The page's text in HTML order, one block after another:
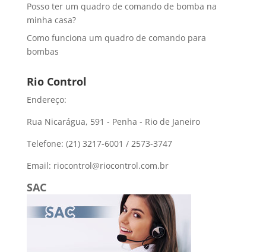
Posso ter um quadro de comando de bomba na
minha casa?
Como funciona um quadro de comando para
bombas
Rio Control
Endereço:
Rua Nicarágua, 591 - Penha - Rio de Janeiro
Telefone: (21) 3217-6001 / 2573-3747
Email: riocontrol@riocontrol.com.br
SAC